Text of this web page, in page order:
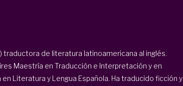
traductora de literatura latinoamericana al inglés.
Maestría en Traducción e Interpretación y en
Literatura y Lengua Española. Ha traducido ficción y